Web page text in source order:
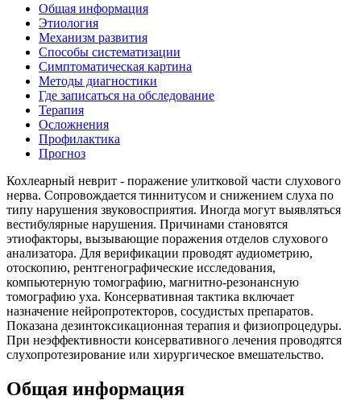
Общая информация
Этиология
Механизм развития
Способы систематизации
Симптоматическая картина
Методы диагностики
Где записаться на обследование
Терапия
Осложнения
Профилактика
Прогноз
Кохлеарный неврит - поражение улитковой части слухового
нерва. Сопровождается тиннитусом и снижением слуха по
типу нарушения звуковосприятия. Иногда могут выявляться
вестибулярные нарушения. Причинами становятся
этиофакторы, вызывающие поражения отделов слухового
анализатора. Для верификации проводят аудиометрию,
отоскопию, рентгенографические исследования,
компьютерную томографию, магнитно-резонансную
томографию уха. Консервативная тактика включает
назначение нейропротекторов, сосудистых препаратов.
Показана дезинтоксикационная терапия и физиопроцедуры.
При неэффективности консервативного лечения проводятся
слухопротезирование или хирургическое вмешательство.
Общая информация